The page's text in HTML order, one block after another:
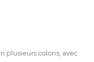
plusieurs coloris, avec